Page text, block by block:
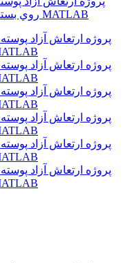
روي بستر الاستيک با استفاده از نرم افزار MATLAB